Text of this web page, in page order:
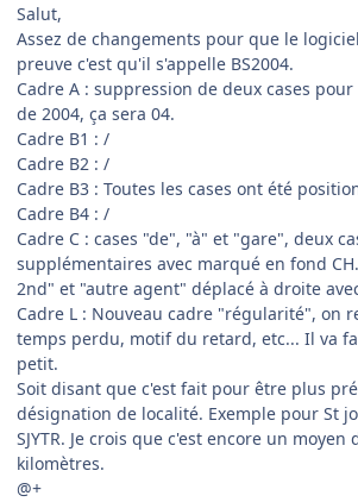
Salut,
Assez de changements pour que le
preuve c'est qu'il s'appelle BS2004.
Cadre A : suppression de deux cases
de 2004, ça sera 04.
Cadre B1 : /
Cadre B2 : /
Cadre B3 : Toutes les cases ont été
Cadre B4 : /
Cadre C : cases "de", "à" et "gare", deux
supplémentaires avec marqué en fond
2nd" et "autre agent" déplacé à droite
Cadre L : Nouveau cadre "régularité", on
temps perdu, motif du retard, etc... Il va
petit.
Soit disant que c'est fait pour être plus
désignation de localité. Exemple pour St
SJYTR. Je crois que c'est encore un
kilomètres.
@+